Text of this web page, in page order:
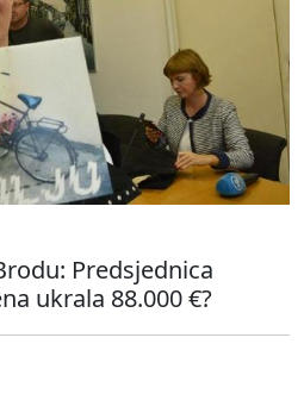
Predsjednica
ukrala 88.000 €?